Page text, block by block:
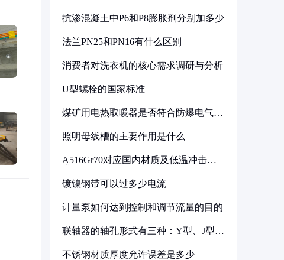
抗渗混凝土中P6和P8膨胀剂分别加多少
法兰PN25和PN16有什么区别
消费者对洗衣机的核心需求调研与分析
U型螺栓的国家标准
煤矿用电热取暖器是否符合防爆电气设
照明母线槽的主要作用是什么
A516Gr70对应国内材质及低温冲击要
镀镍钢带可以过多少电流
计量泵如何达到控制和调节流量的目的
联轴器的轴孔形式有三种：Y型、J型、
不锈钢材质厚度允许误差是多少